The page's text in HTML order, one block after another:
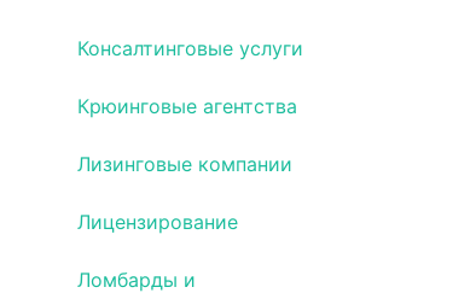
Консалтинговые услуги
Крюинговые агентства
Лизинговые компании
Лицензирование
Ломбарды и